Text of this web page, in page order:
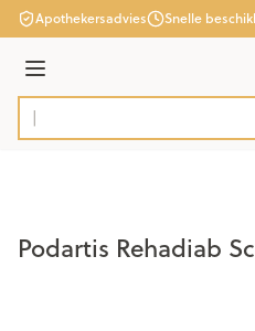
Ga naar de inhoud
Apothekersadvies Snelle
Menu
Product, merk, categorie...
Podartis Rehadiab